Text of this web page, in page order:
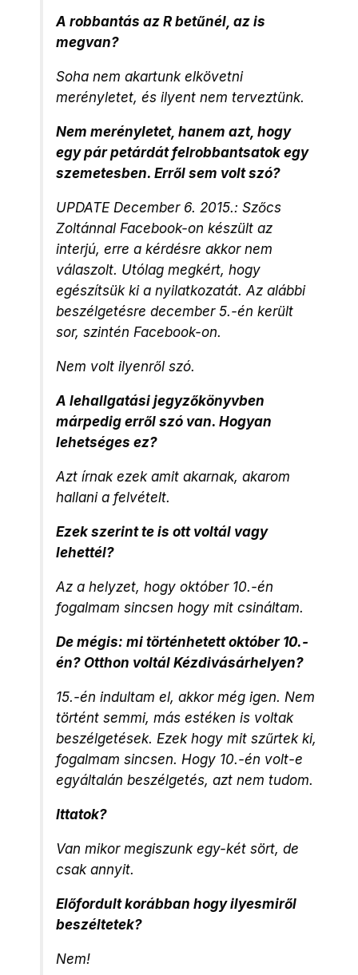
A robbantás az R betűnél, az is
megvan?
Soha nem akartunk elkövetni
merényletet, és ilyent nem terveztünk.
Nem merényletet, hanem azt, hogy
egy pár petárdát felrobbantsatok egy
szemetesben. Erről sem volt szó?
UPDATE December 6. 2015.: Szőcs
Zoltánnal Facebook-on készült az
interjú, erre a kérdésre akkor nem
válaszolt. Utólag megkért, hogy
egészítsük ki a nyilatkozatát. Az alábbi
beszélgetésre december 5.-én került
sor, szintén Facebook-on.
Nem volt ilyenről szó.
A lehallgatási jegyzőkönyvben
márpedig erről szó van. Hogyan
lehetséges ez?
Azt írnak ezek amit akarnak, akarom
hallani a felvételt.
Ezek szerint te is ott voltál vagy
lehettél?
Az a helyzet, hogy október 10.-én
fogalmam sincsen hogy mit csináltam.
De mégis: mi történhetett október 10.-
én? Otthon voltál Kézdivásárhelyen?
15.-én indultam el, akkor még igen. Nem
történt semmi, más estéken is voltak
beszélgetések. Ezek hogy mit szűrtek ki,
fogalmam sincsen. Hogy 10.-én volt-e
egyáltalán beszélgetés, azt nem tudom.
Ittatok?
Van mikor megiszunk egy-két sört, de
csak annyit.
Előfordult korábban hogy ilyesmiről
beszéltetek?
Nem!